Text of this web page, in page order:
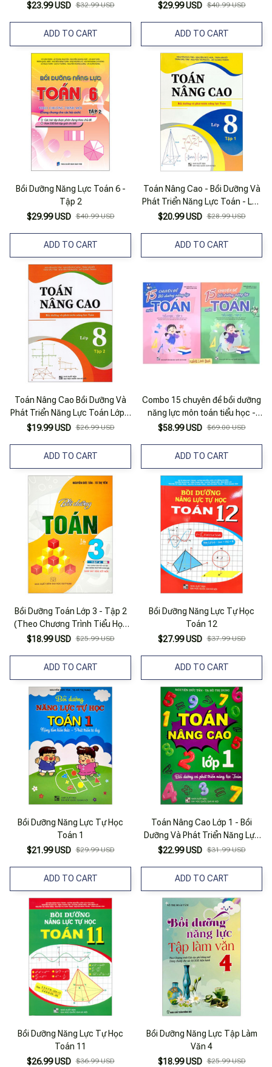
$23.99 USD $32.99 USD
ADD TO CART
$29.99 USD $40.99 USD
ADD TO CART
Bồi Dưỡng Năng Lực Toán 6 -
Tập 2
$29.99 USD $40.99 USD
ADD TO CART
Toán Nâng Cao - Bồi Dưỡng Và
Phát Triển Năng Lực Toán - Lớp
8 - Tập 1
$20.99 USD $28.99 USD
ADD TO CART
Toán Nâng Cao Bồi Dưỡng Và
Phát Triển Năng Lực Toán Lớp 8
- Tập 2
$19.99 USD $26.99 USD
ADD TO CART
Combo 15 chuyên đề bồi dưỡng
năng lực môn toán tiểu học -
tập 1 + 2
$58.99 USD $69.00 USD
ADD TO CART
Bồi Dưỡng Toán Lớp 3 - Tập 2
(Theo Chương Trình Tiểu Học
Mới - Định Hướng Phát Triển
Nối)
$18.99 USD $25.99 USD
ADD TO CART
Bồi Dưỡng Năng Lực Tự Học
Toán 12
$27.99 USD $37.99 USD
ADD TO CART
Bồi Dưỡng Năng Lực Tự Học
Toán 1
$21.99 USD $29.99 USD
ADD TO CART
Toán Nâng Cao Lớp 1 - Bồi
Dưỡng Và Phát Triển Năng Lực
Toán
$22.99 USD $31.99 USD
ADD TO CART
Bồi Dưỡng Năng Lực Tự Học
Toán 11
$26.99 USD $36.99 USD
Bồi Dưỡng Năng Lực Tập Làm
Văn 4
$18.99 USD $25.99 USD